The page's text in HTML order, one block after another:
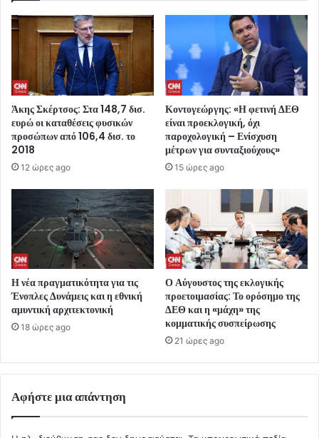
Άκης Σκέρτσος: Στα 148,7 δισ.
ευρώ οι καταθέσεις φυσικών
προσώπων από 106,4 δισ. το
2018
12 ώρες ago
Κοντογεώργης: «Η φετινή ΔΕΘ
είναι προεκλογική, όχι
παροχολογική – Ενίσχυση
μέτρων για συνταξιούχους»
15 ώρες ago
Η νέα πραγματικότητα για τις
Ένοπλες Δυνάμεις και η εθνική
αμυντική αρχιτεκτονική
18 ώρες ago
Ο Αύγουστος της εκλογικής
προετοιμασίας: Το ορόσημο της
ΔΕΘ και η «μάχη» της
κομματικής συσπείρωσης
21 ώρες ago
Αφήστε μια απάντηση